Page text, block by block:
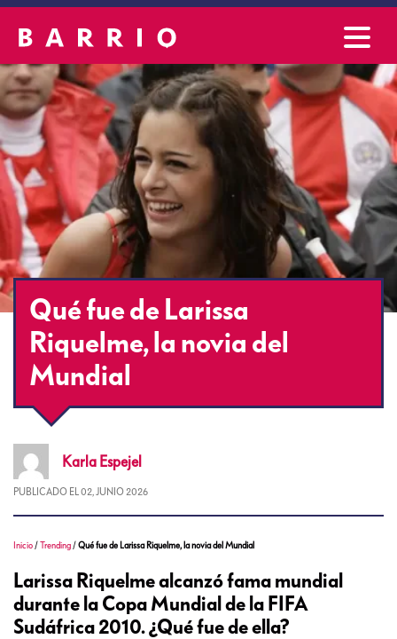
Qué fue de Larissa
Riquelme, la novia del
Mundial
Karla Espejel
PUBLICADO EL 02, JUNIO 2026
Inicio /Trending /Qué fue de Larissa Riquelme, la novia del Mundial
Larissa Riquelme alcanzó fama mundial
durante la Copa Mundial de la FIFA
Sudáfrica 2010. ¿Qué fue de ella?